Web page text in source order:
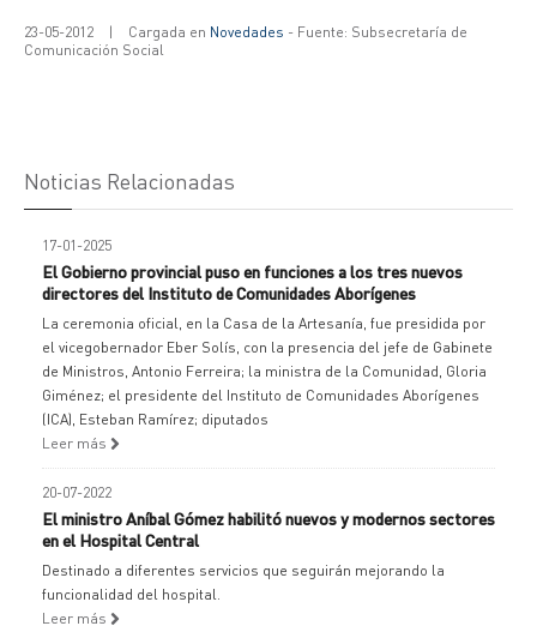
23-05-2012 | Cargada en Novedades - Fuente: Subsecretaría de
Comunicación Social
Noticias Relacionadas
17-01-2025
El Gobierno provincial puso en funciones a los tres nuevos
directores del Instituto de Comunidades Aborígenes
La ceremonia oficial, en la Casa de la Artesanía, fue presidida por
el vicegobernador Eber Solís, con la presencia del jefe de Gabinete
de Ministros, Antonio Ferreira; la ministra de la Comunidad, Gloria
Giménez; el presidente del Instituto de Comunidades Aborígenes
(ICA), Esteban Ramírez; diputados
Leer más
20-07-2022
El ministro Aníbal Gómez habilitó nuevos y modernos sectores
en el Hospital Central
Destinado a diferentes servicios que seguirán mejorando la
funcionalidad del hospital.
Leer más